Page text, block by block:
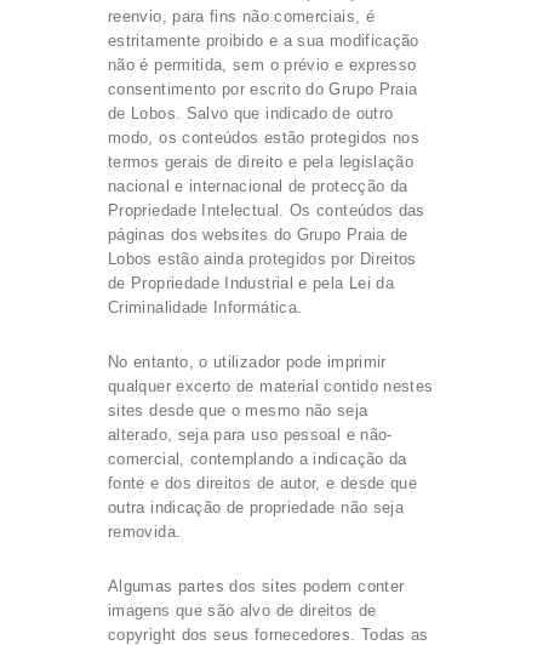
reenvio, para fins não comerciais, é
estritamente proibido e a sua modificação
não é permitida, sem o prévio e expresso
consentimento por escrito do Grupo Praia
de Lobos. Salvo que indicado de outro
modo, os conteúdos estão protegidos nos
termos gerais de direito e pela legislação
nacional e internacional de protecção da
Propriedade Intelectual. Os conteúdos das
páginas dos websites do Grupo Praia de
Lobos estão ainda protegidos por Direitos
de Propriedade Industrial e pela Lei da
Criminalidade Informática.
No entanto, o utilizador pode imprimir
qualquer excerto de material contido nestes
sites desde que o mesmo não seja
alterado, seja para uso pessoal e não-
comercial, contemplando a indicação da
fonte e dos direitos de autor, e desde que
outra indicação de propriedade não seja
removida.
Algumas partes dos sites podem conter
imagens que são alvo de direitos de
copyright dos seus fornecedores. Todas as